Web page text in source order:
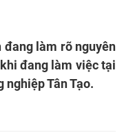
đang làm rõ nguyên
đang làm việc tại
nghiệp Tân Tạo.